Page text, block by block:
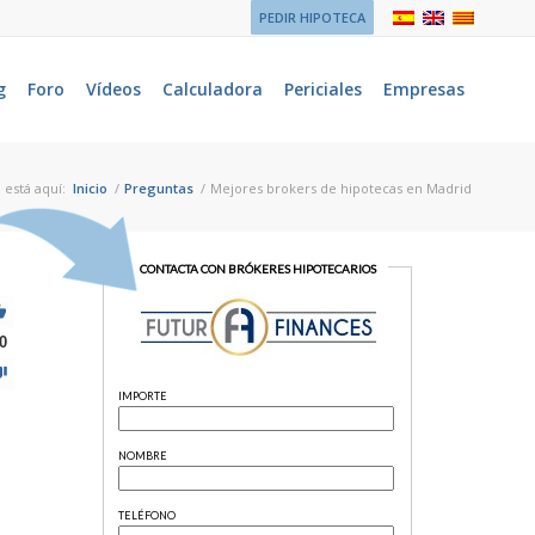
PEDIR HIPOTECA
Foro Vídeos Calculadora Periciales Empresas
está aquí: Inicio / Preguntas / Mejores brokers de hipotecas en Madrid